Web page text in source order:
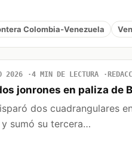
Colombia-Venezuela
2026 4 MIN DE LECTURA
jonrones en paliza de
dos cuadrangulares
sumó su tercera…